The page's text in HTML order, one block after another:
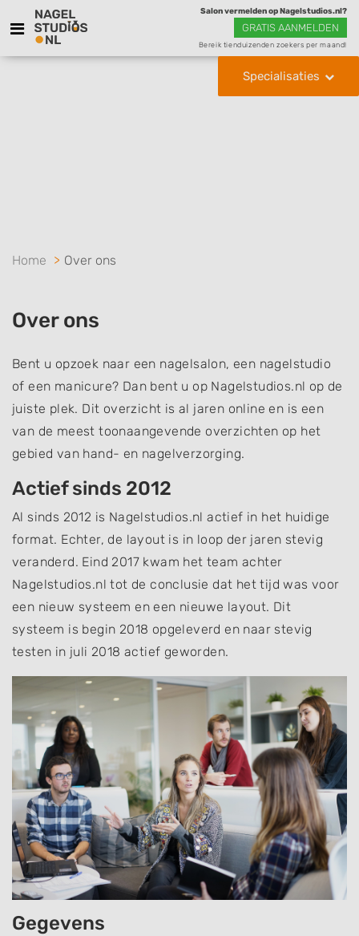
Salon vermelden op Nagelstudios.nl?
GRATIS AANMELDEN
Bereik tienduizenden zoekers per maand!
Specialisaties
Home Over ons
Over ons
Bent u opzoek naar een nagelsalon, een nagelstudio
of een manicure? Dan bent u op Nagelstudios.nl op de
juiste plek. Dit overzicht is al jaren online en is een
van de meest toonaangevende overzichten op het
gebied van hand- en nagelverzorging.
Actief sinds 2012
Al sinds 2012 is Nagelstudios.nl actief in het huidige
format. Echter, de layout is in loop der jaren stevig
veranderd. Eind 2017 kwam het team achter
Nagelstudios.nl tot de conclusie dat het tijd was voor
een nieuw systeem en een nieuwe layout. Dit
systeem is begin 2018 opgeleverd en naar stevig
testen in juli 2018 actief geworden.
Gegevens